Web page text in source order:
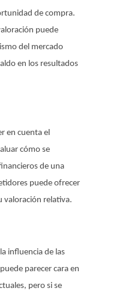
de compra.
puede
del mercado
en los resultados
en cuenta el
cómo se
de una
puede ofrecer
valoración relativa.
influencia de las
parecer cara en
pero si se